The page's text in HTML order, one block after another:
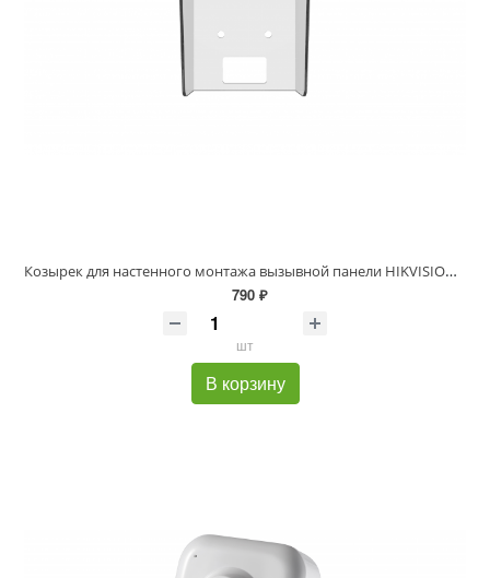
Козырек для настенного монтажа вызывной панели HIKVISION DS-KABV6113-RS
790 ₽
шт
В корзину